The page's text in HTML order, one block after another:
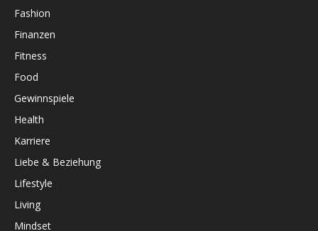
Fashion
Finanzen
Fitness
Food
Gewinnspiele
Health
Karriere
Liebe & Beziehung
Lifestyle
Living
Mindset